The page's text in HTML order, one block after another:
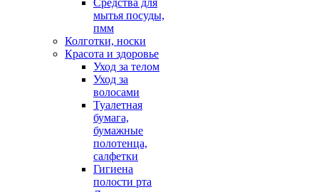
Средства для
мытья посуды,
пмм
Колготки, носки
Красота и здоровье
Уход за телом
Уход за
волосами
Туалетная
бумага,
бумажные
полотенца,
салфетки
Гигиена
полости рта